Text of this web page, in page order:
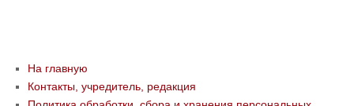
На главную
Контакты, учредитель, редакция